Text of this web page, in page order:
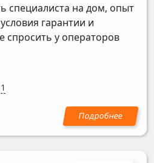
специалиста на дом, опыт
гарантии и
спросить у операторов